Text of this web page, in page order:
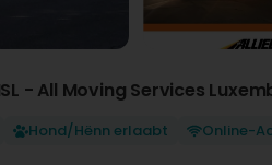
- All Moving Services
Hond/Hënn erlaabt Online-